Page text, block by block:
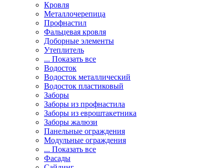
Кровля
Металлочерепица
Профнастил
Фальцевая кровля
Доборные элементы
Утеплитель
... Показать все
Водосток
Водосток металлический
Водосток пластиковый
Заборы
Заборы из профнастила
Заборы из евроштакетника
Заборы жалюзи
Панельные ограждения
Модульные ограждения
... Показать все
Фасады